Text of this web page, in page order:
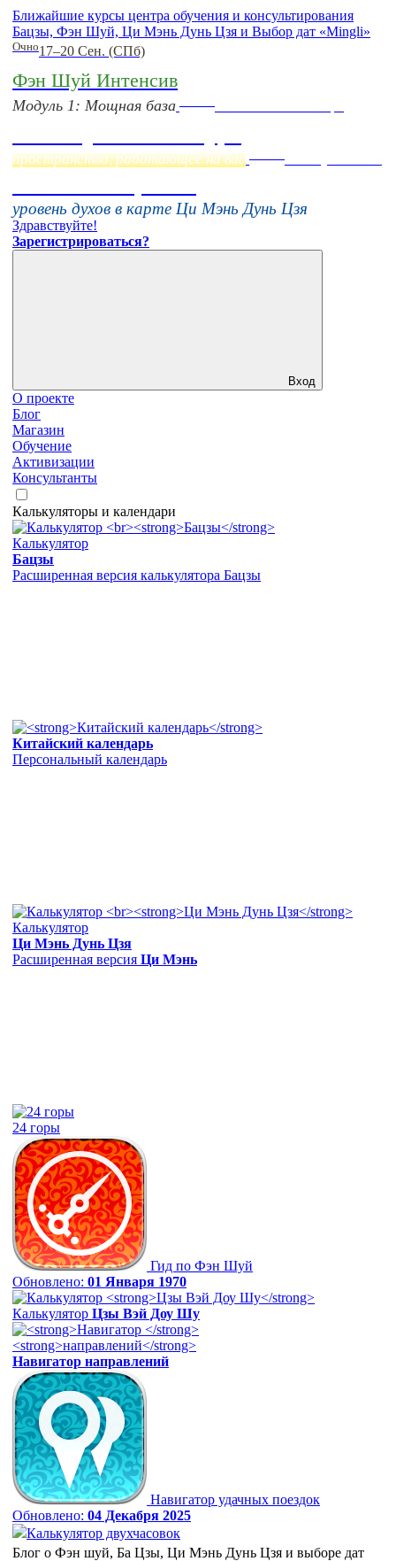
Ближайшие курсы центра обучения и консультирования
Бацзы, Фэн Шуй, Ци Мэнь Дунь Цзя и Выбор дат «Mingli»
Очно17–20 Сен. (СПб)
Фэн Шуй Интенсив
Модуль 1: Мощная база
пространство, работающее на вас
уровень духов в карте Ци Мэнь Дунь Цзя
Здравствуйте!
Зарегистрироваться?
Вход
О проекте
Блог
Магазин
Обучение
Активизации
Консультанты
Калькуляторы и календари
Калькулятор
Бацзы
Расширенная версия калькулятора Бацзы
Китайский календарь
Персональный календарь
Калькулятор
Ци Мэнь Дунь Цзя
Расширенная версия Ци Мэнь
24 горы
Гид по Фэн Шуй
Обновлено: 01 Января 1970
Калькулятор Цзы Вэй Доу Шу
Навигатор направлений
Навигатор удачных поездок
Обновлено: 04 Декабря 2025
Калькулятор двухчасовок
Блог о Фэн шуй, Ба Цзы, Ци Мэнь Дунь Цзя и выборе дат